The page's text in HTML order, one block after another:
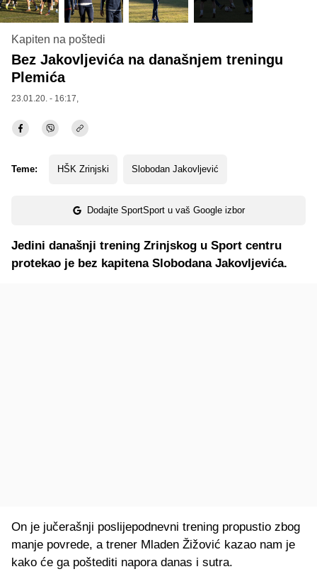
Kapiten na poštedi
Bez Jakovljevića na današnjem treningu
Plemića
23.01.20. - 16:17,
Teme: HŠK Zrinjski Slobodan Jakovljević
Dodajte SportSport u vaš Google izbor
Jedini današnji trening Zrinjskog u Sport centru
protekao je bez kapitena Slobodana Jakovljevića.
On je jučerašnji poslijepodnevni trening propustio zbog
manje povrede, a trener Mladen Žižović kazao nam je
kako će ga poštediti napora danas i sutra.